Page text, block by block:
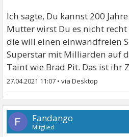
Ich sagte, Du kannst 200
Mutter wirst Du es nicht
die will einen einwandfreien
Superstar mit Milliarden auf
Taint wie Brad Pit. Das ist ihr
27.04.2021 11:07 •
Fandango
Mitglied